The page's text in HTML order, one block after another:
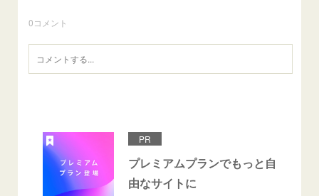
0コメント
PR
プレミアムプランでもっと自
由なサイトに